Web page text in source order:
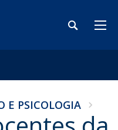
E PSICOLOGIA